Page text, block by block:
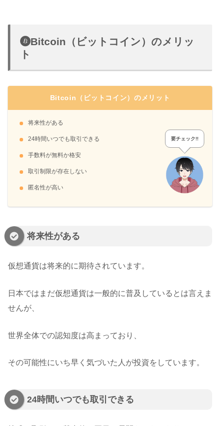
Bitcoin（ビットコイン）のメリッ
ト
Bitcoin（ビットコイン）のメリット
将来性がある
24時間いつでも取引できる
手数料が無料か格安
取引制限が存在しない
匿名性が高い
要チェック!!
将来性がある
仮想通貨は将来的に期待されています。
日本ではまだ仮想通貨は一般的に普及しているとは言えま
せんが、
世界全体での認知度は高まっており、
その可能性にいち早く気づいた人が投資をしています。
24時間いつでも取引できる